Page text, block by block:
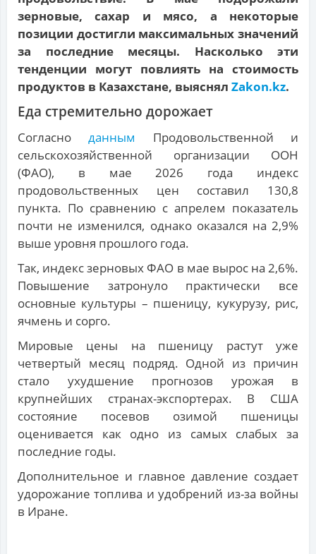
зерновые, сахар и мясо, а некоторые
позиции достигли максимальных значений
за последние месяцы. Насколько эти
тенденции могут повлиять на стоимость
продуктов в Казахстане, выяснял Zakon.kz.
Еда стремительно дорожает
Согласноданным Продовольственной и
сельскохозяйственной организации ООН
(ФАО), в мае 2026 года индекс
продовольственных цен составил 130,8
пункта. По сравнению с апрелем показатель
почти не изменился, однако оказался на 2,9%
выше уровня прошлого года.
Так, индекс зерновых ФАО в мае вырос на 2,6%.
Повышение затронуло практически все
основные культуры – пшеницу, кукурузу, рис,
ячмень и сорго.
Мировые цены на пшеницу растут уже
четвертый месяц подряд. Одной из причин
стало ухудшение прогнозов урожая в
крупнейших странах-экспортерах. В США
состояние посевов озимой пшеницы
оценивается как одно из самых слабых за
последние годы.
Дополнительное и главное давление создает
удорожание топлива и удобрений из-за войны
в Иране.